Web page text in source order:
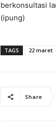
berkonsultasi
(ipung)
TAGS 22 maret
Share